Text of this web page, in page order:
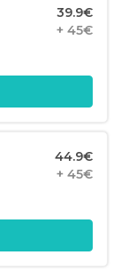
39.9€
+ 45€
44.9€
+ 45€